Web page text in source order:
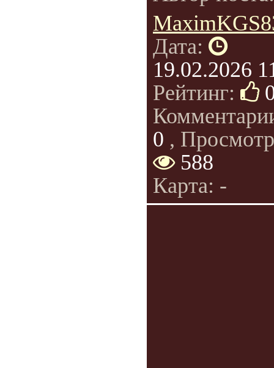
Дата:
19.02.2026
Рейтинг:
0 ,
588
Карта: -